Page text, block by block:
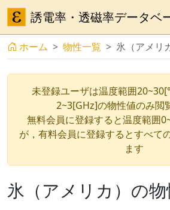
誘電率・透磁率データベ
ホーム 物性一覧 氷（アメリ
未登録ユーザは温度範囲
2~3[GHz]の物性値のみ閲
無料会員に登録すると温度範囲
が，有料会員に登録するとすべて
ます
氷（アメリカ）の物